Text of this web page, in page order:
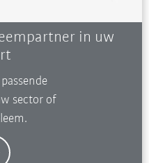
in uw
sector of